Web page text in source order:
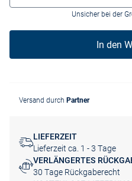
Unsicher bei der
In den
Versand durch Partner
LIEFERZEIT
Lieferzeit ca. 1 - 3 Tage
VERLÄNGERTES
30 Tage Rückgaberecht